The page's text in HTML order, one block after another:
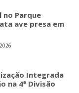
no Parque
ave presa em
Integrada
na 4ª Divisão